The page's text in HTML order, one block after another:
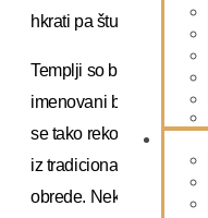
hkrati pa študijska
Templji so bili središča
imenovani brahmani.
se tako rekoč ’bojuje
iz tradicionalnih družin)
obrede. Nekateri od